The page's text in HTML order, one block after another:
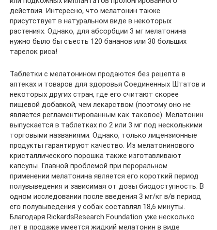
действия. Интересно, что мелатонин также
присутствует в натуральном виде в некоторых
растениях. Однако, для абсорбции 3 мг мелатонина
нужно было бы съесть 120 бананов или 30 больших
тарелок риса!
Таблетки с мелатонином продаются без рецепта в
аптеках и товаров для здоровья Соединенных Штатов и
некоторых других стран, где его считают скорее
пищевой добавкой, чем лекарством (поэтому оно не
является регламентированным как таковое). Мелатонин
выпускается в таблетках по 2 или 3 мг под несколькими
торговыми названиями. Однако, только лицензионные
продукты гарантируют качество. Из мелатонинового
кристаллического порошка также изготавливают
капсулы. Главной проблемой при пероральном
применении мелатонина является его короткий период
полувыведения и зависимая от дозы биодоступность. В
одном исследовании после введения 3 мг/кг в/в период
его полувыведения у собак составлял 18,6 минуты.
Благодаря RickardsResearch Foundation уже несколько
лет в продаже имеется жидкий мелатонин в виде